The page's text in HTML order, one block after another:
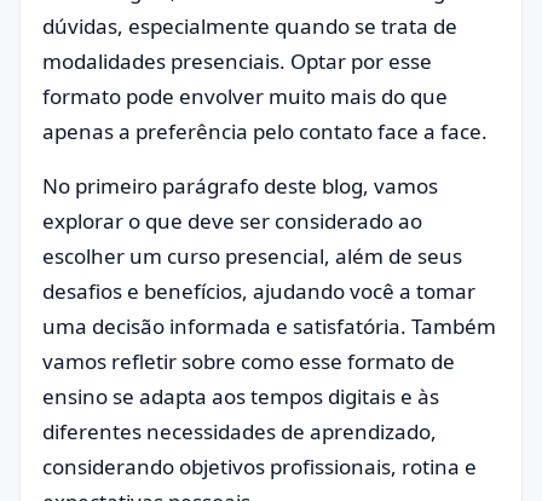
dúvidas, especialmente quando se trata de
modalidades presenciais. Optar por esse
formato pode envolver muito mais do que
apenas a preferência pelo contato face a face.
No primeiro parágrafo deste blog, vamos
explorar o que deve ser considerado ao
escolher um curso presencial, além de seus
desafios e benefícios, ajudando você a tomar
uma decisão informada e satisfatória. Também
vamos refletir sobre como esse formato de
ensino se adapta aos tempos digitais e às
diferentes necessidades de aprendizado,
considerando objetivos profissionais, rotina e